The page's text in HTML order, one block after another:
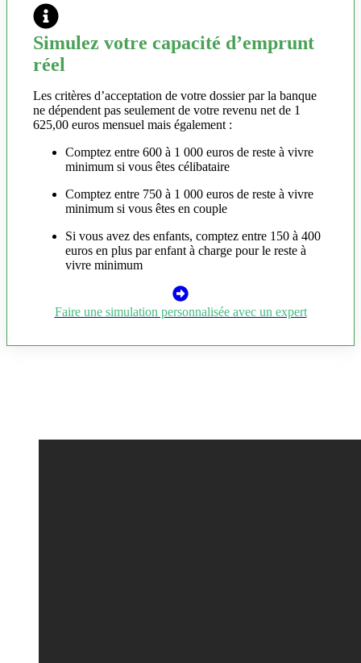
Simulez votre capacité d’emprunt
réel
Les critères d’acceptation de votre dossier par la banque
ne dépendent pas seulement de votre revenu net de 1
625,00 euros mensuel mais également :
Comptez entre 600 à 1 000 euros de reste à vivre
minimum si vous êtes célibataire
Comptez entre 750 à 1 000 euros de reste à vivre
minimum si vous êtes en couple
Si vous avez des enfants, comptez entre 150 à 400
euros en plus par enfant à charge pour le reste à
vivre minimum
Faire une simulation personnalisée avec un expert